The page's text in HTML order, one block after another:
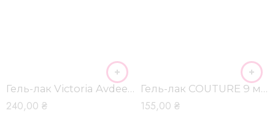
Гель-лак Victoria Avdeeva BLUE COLOR 1, 12 мл.
240,00 ₴
Гель-лак COUTURE 9 мл (043)
155,00 ₴